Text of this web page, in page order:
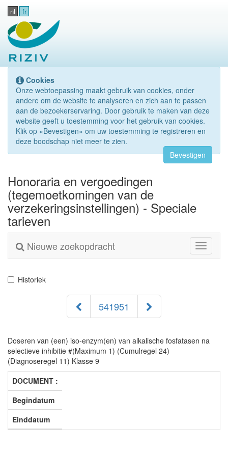
nl fr
Cookies
Onze webtoepassing maakt gebruik van cookies, onder
andere om de website te analyseren en zich aan te passen
aan de bezoekerservaring. Door gebruik te maken van deze
website geeft u toestemming voor het gebruik van cookies.
Klik op «Bevestigen» om uw toestemming te registreren en
deze boodschap niet meer te zien.
Bevestigen
Honoraria en vergoedingen
(tegemoetkomingen van de
verzekeringsinstellingen) - Speciale
tarieven
Toggle
Nieuwe zoekopdracht
Historiek
541951
Doseren van (een) iso-enzym(en) van alkalische fosfatasen na
selectieve inhibitie #(Maximum 1) (Cumulregel 24)
(Diagnoseregel 11) Klasse 9
DOCUMENT :
Begindatum
Einddatum